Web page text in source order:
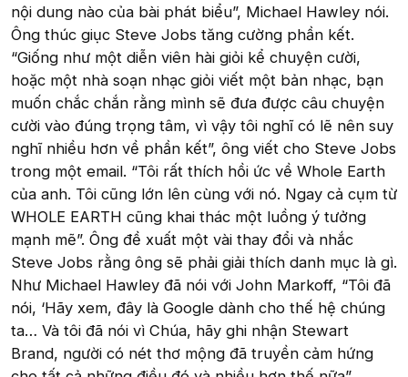
nội dung nào của bài phát biểu”, Michael Hawley nói.
Ông thúc giục Steve Jobs tăng cường phần kết.
“Giống như một diễn viên hài giỏi kể chuyện cười,
hoặc một nhà soạn nhạc giỏi viết một bản nhạc, bạn
muốn chắc chắn rằng mình sẽ đưa được câu chuyện
cười vào đúng trọng tâm, vì vậy tôi nghĩ có lẽ nên suy
nghĩ nhiều hơn về phần kết”, ông viết cho Steve Jobs
trong một email. “Tôi rất thích hồi ức về Whole Earth
của anh. Tôi cũng lớn lên cùng với nó. Ngay cả cụm từ
WHOLE EARTH cũng khai thác một luồng ý tưởng
mạnh mẽ”. Ông đề xuất một vài thay đổi và nhắc
Steve Jobs rằng ông sẽ phải giải thích danh mục là gì.
Như Michael Hawley đã nói với John Markoff, “Tôi đã
nói, ‘Hãy xem, đây là Google dành cho thế hệ chúng
ta… Và tôi đã nói vì Chúa, hãy ghi nhận Stewart
Brand, người có nét thơ mộng đã truyền cảm hứng